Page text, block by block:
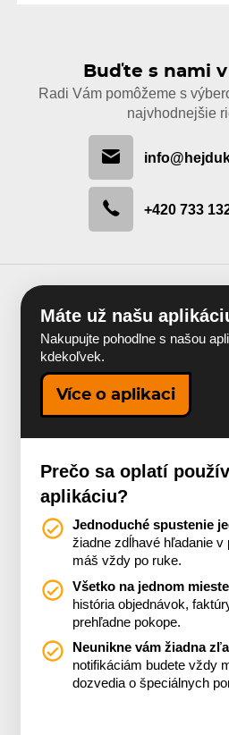
Buďte s nami
Radi Vám pomôžeme s
najvhodnejšie
+420 733
Máte už našu
Nakupujte pohodlne s našou
kdekoľvek.
Více o aplikaci
Prečo sa oplatí
aplikáciu?
Jednoduché spustenie
žiadne zdĺhavé hľadanie v
máš vždy po ruke.
Všetko na jednom mieste
história objednávok,
prehľadne pokope.
Neunikne vám žiadna
notifikáciám budete vždy
dozvedia o špeciálnych